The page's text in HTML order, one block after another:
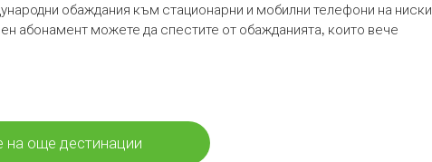
обаждания към стационарни и мобилни телефони на ниски
абонамент можете да спестите от обажданията, които вече
на още дестинации